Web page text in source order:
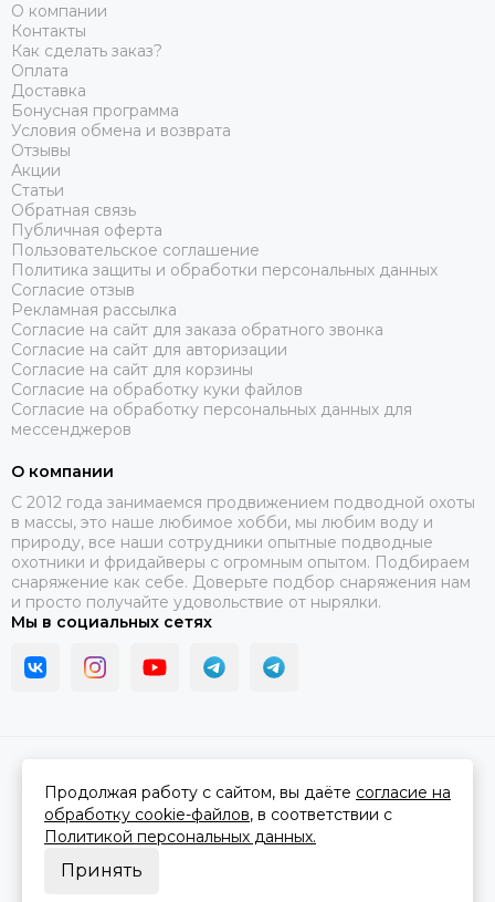
О компании
Контакты
Как сделать заказ?
Оплата
Доставка
Бонусная программа
Условия обмена и возврата
Отзывы
Акции
Статьи
Обратная связь
Публичная оферта
Пользовательское соглашение
Политика защиты и обработки персональных данных
Согласие отзыв
Рекламная рассылка
Согласие на сайт для заказа обратного звонка
Согласие на сайт для авторизации
Согласие на сайт для корзины
Согласие на обработку куки файлов
Согласие на обработку персональных данных для
мессенджеров
О компании
C 2012 года занимаемся продвижением подводной охоты
в массы, это наше любимое хобби, мы любим воду и
природу, все наши сотрудники опытные подводные
охотники и фридайверы с огромным опытом. Подбираем
снаряжение как себе. Доверьте подбор снаряжения нам
и просто получайте удовольствие от нырялки.
Мы в социальных сетях
Сделано вMOSK.STUDIOдля платформыInSales
Продолжая работу с сайтом, вы даёте согласие на
обработку cookie-файлов, в соответствии с
Политикой персональных данных.
Принять